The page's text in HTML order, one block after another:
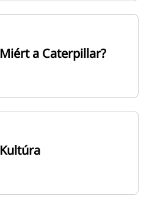
Miért a Caterpillar?
Kultúra